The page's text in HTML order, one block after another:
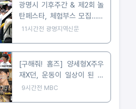
광명시 기후주간 & 제2회 놀
탄페스타, 체험부스 모집…10
월 24일 개최
11시간전 광명지역신문
[구해줘! 홈즈] 양세형X주우
재X던, 운동이 일상이 된 사
람들은 어떻게 살까? '운동세
9시간전 MBC